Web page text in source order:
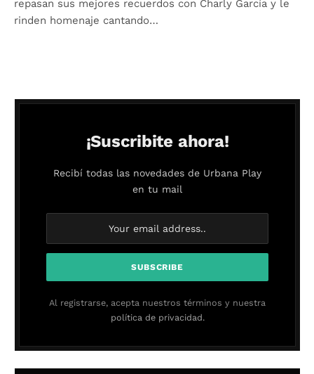
repasan sus mejores recuerdos con Charly García y le
rinden homenaje cantando…
¡Suscribite ahora!
Recibí todas las novedades de Urbana Play
en tu mail
Al registrarse, acepta nuestros términos y nuestra
política de privacidad.